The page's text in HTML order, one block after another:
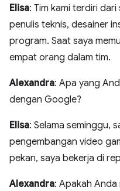
Elisa: Tim kami terdiri
penulis teknis, desainer
program. Saat saya
empat orang dalam tim.
Alexandra: Apa yang
dengan Google?
Elisa: Selama seminggu,
pengembangan video
pekan, saya bekerja di
Alexandra: Apakah Anda